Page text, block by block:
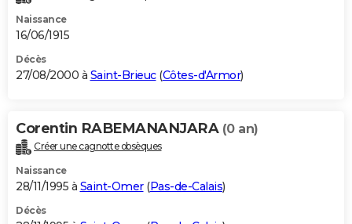
Naissance
16/06/1915
Décès
27/08/2000 à Saint-Brieuc(Côtes-d'Armor)
Corentin RABEMANANJARA (0 an)
Créer une cagnotte obsèques
Naissance
28/11/1995 à Saint-Omer(Pas-de-Calais)
Décès